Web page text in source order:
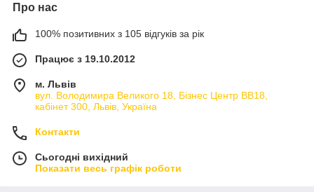
Про нас
100% позитивних з 105 відгуків за рік
Працює з 19.10.2012
м. Львів
вул. Володимира Великого 18, Бізнес Центр ВВ18,
кабінет 300, Львів, Україна
Контакти
Сьогодні вихідний
Показати весь графік роботи